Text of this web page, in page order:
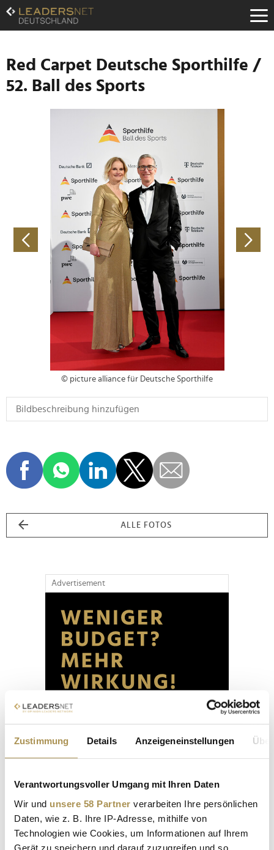
Zustimmung Details Anzeigeneinstellungen
Verantwortungsvoller Umgang mit Ihren Daten
Wir und unsere 58 Partner verarbeiten Ihre persönlichen
Daten, wie z. B. Ihre IP-Adresse, mithilfe von
Technologien wie Cookies, um Informationen auf Ihrem
Gerät zu speichern und darauf zuzugreifen und so
Zum
Inhalt
Zur
Navigation
Zur
Hauptnavigation
Red Carpet Deutsche Sporthilfe /
52. Ball des Sports
© picture alliance für Deutsche Sporthilfe
ALLE FOTOS
Advertisement